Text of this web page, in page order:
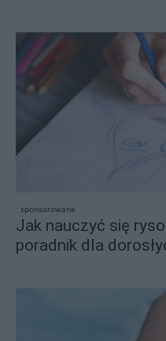
sponsorowane
Jak nauczyć się
poradnik dla